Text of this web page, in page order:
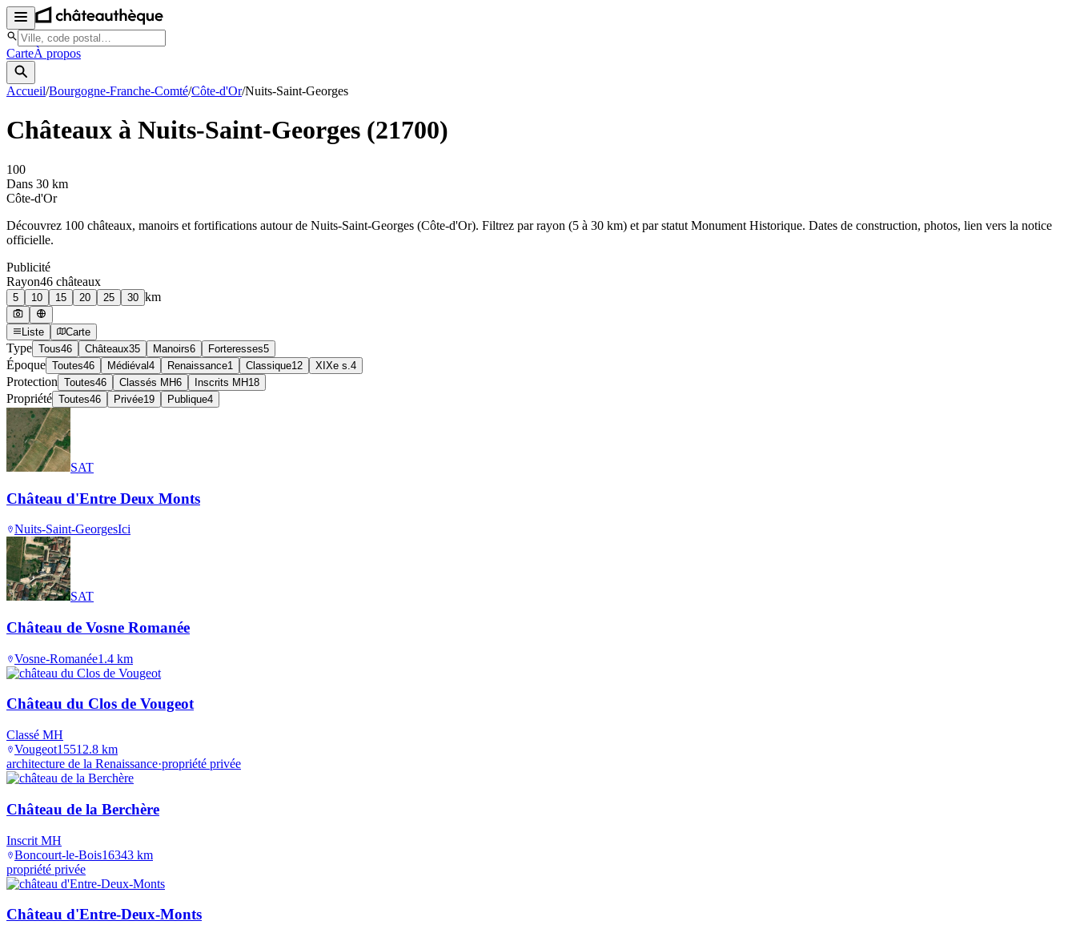
CarteÀ propos
Accueil/Bourgogne-Franche-Comté/Côte-d'Or/Nuits-Saint-Georges
Châteaux à Nuits-Saint-Georges (21700)
100
Dans 30 km
Côte-d'Or
Découvrez 100 châteaux, manoirs et fortifications autour de Nuits-Saint-Georges (Côte-d'Or). Filtrez par rayon (5 à 30 km) et par statut Monument Historique. Dates de construction, photos, lien vers la notice
officielle.
Publicité
Rayon46 châteaux
5 10 15 20 25 30 km
Liste Carte
Type Tous46 Châteaux35 Manoirs6 Forteresses5
Époque Toutes46 Médiéval 4 Renaissance1 Classique12 XIXe s. 4
Protection Toutes46 Classés MH6 Inscrits MH18
Propriété Toutes46 Privée19 Publique4
SAT
Château d'Entre Deux Monts
Nuits-Saint-GeorgesIci
SAT
Château de Vosne Romanée
Vosne-Romanée1.4 km
Château du Clos de Vougeot
Classé MH
Vougeot1551 2.8 km
architecture de la Renaissance·propriété privée
Château de la Berchère
Inscrit MH
Boncourt-le-Bois16343 km
propriété privée
Château d'Entre-Deux-Monts